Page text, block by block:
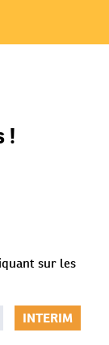
!
sur les
INTERIM